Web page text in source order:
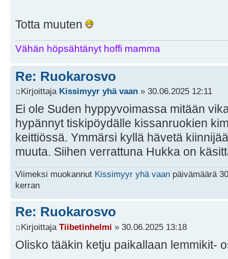
Totta muuten
Vähän höpsähtänyt hoffi mamma
Re: Ruokarosvo
Kirjoittaja Kissimyyr yhä vaan » 30.06.2025 12:11
Ei ole Suden hyppyvoimassa mitään
hypännyt tiskipöydälle kissanruokien
keittiössä. Ymmärsi kyllä hävetä
muuta. Siihen verrattuna Hukka on
Viimeksi muokannut Kissimyyr yhä vaan päivämäärä
kerran
Re: Ruokarosvo
Kirjoittaja Tiibetinhelmi » 30.06.2025 13:18
Olisko tääkin ketju paikallaan lemmikit-